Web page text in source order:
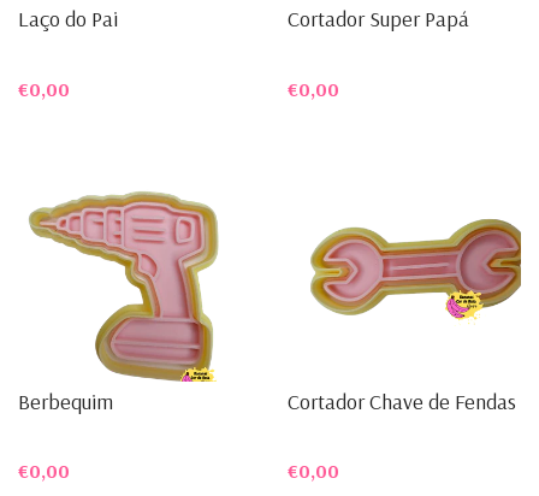
Laço do Pai
€0,00
Cortador Super Papá
€0,00
Berbequim
€0,00
Cortador Chave de Fendas
€0,00